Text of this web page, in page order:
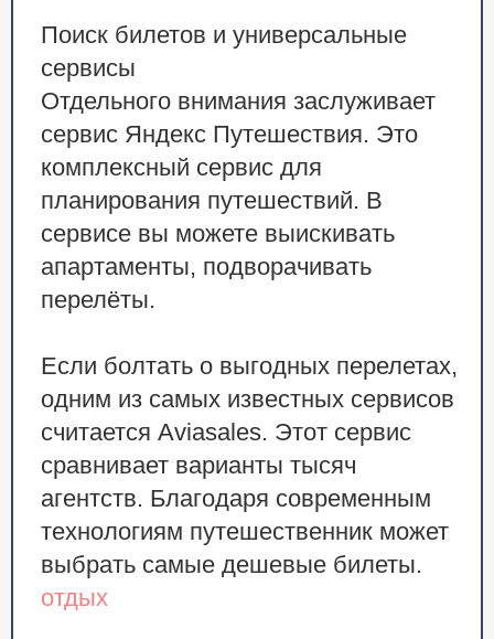
Поиск билетов и универсальные
сервисы
Отдельного внимания заслуживает
сервис Яндекс Путешествия. Это
комплексный сервис для
планирования путешествий. В
сервисе вы можете выискивать
апартаменты, подворачивать
перелёты.
Если болтать о выгодных перелетах,
одним из самых известных сервисов
считается Aviasales. Этот сервис
сравнивает варианты тысяч
агентств. Благодаря современным
технологиям путешественник может
выбрать самые дешевые билеты.
отдых